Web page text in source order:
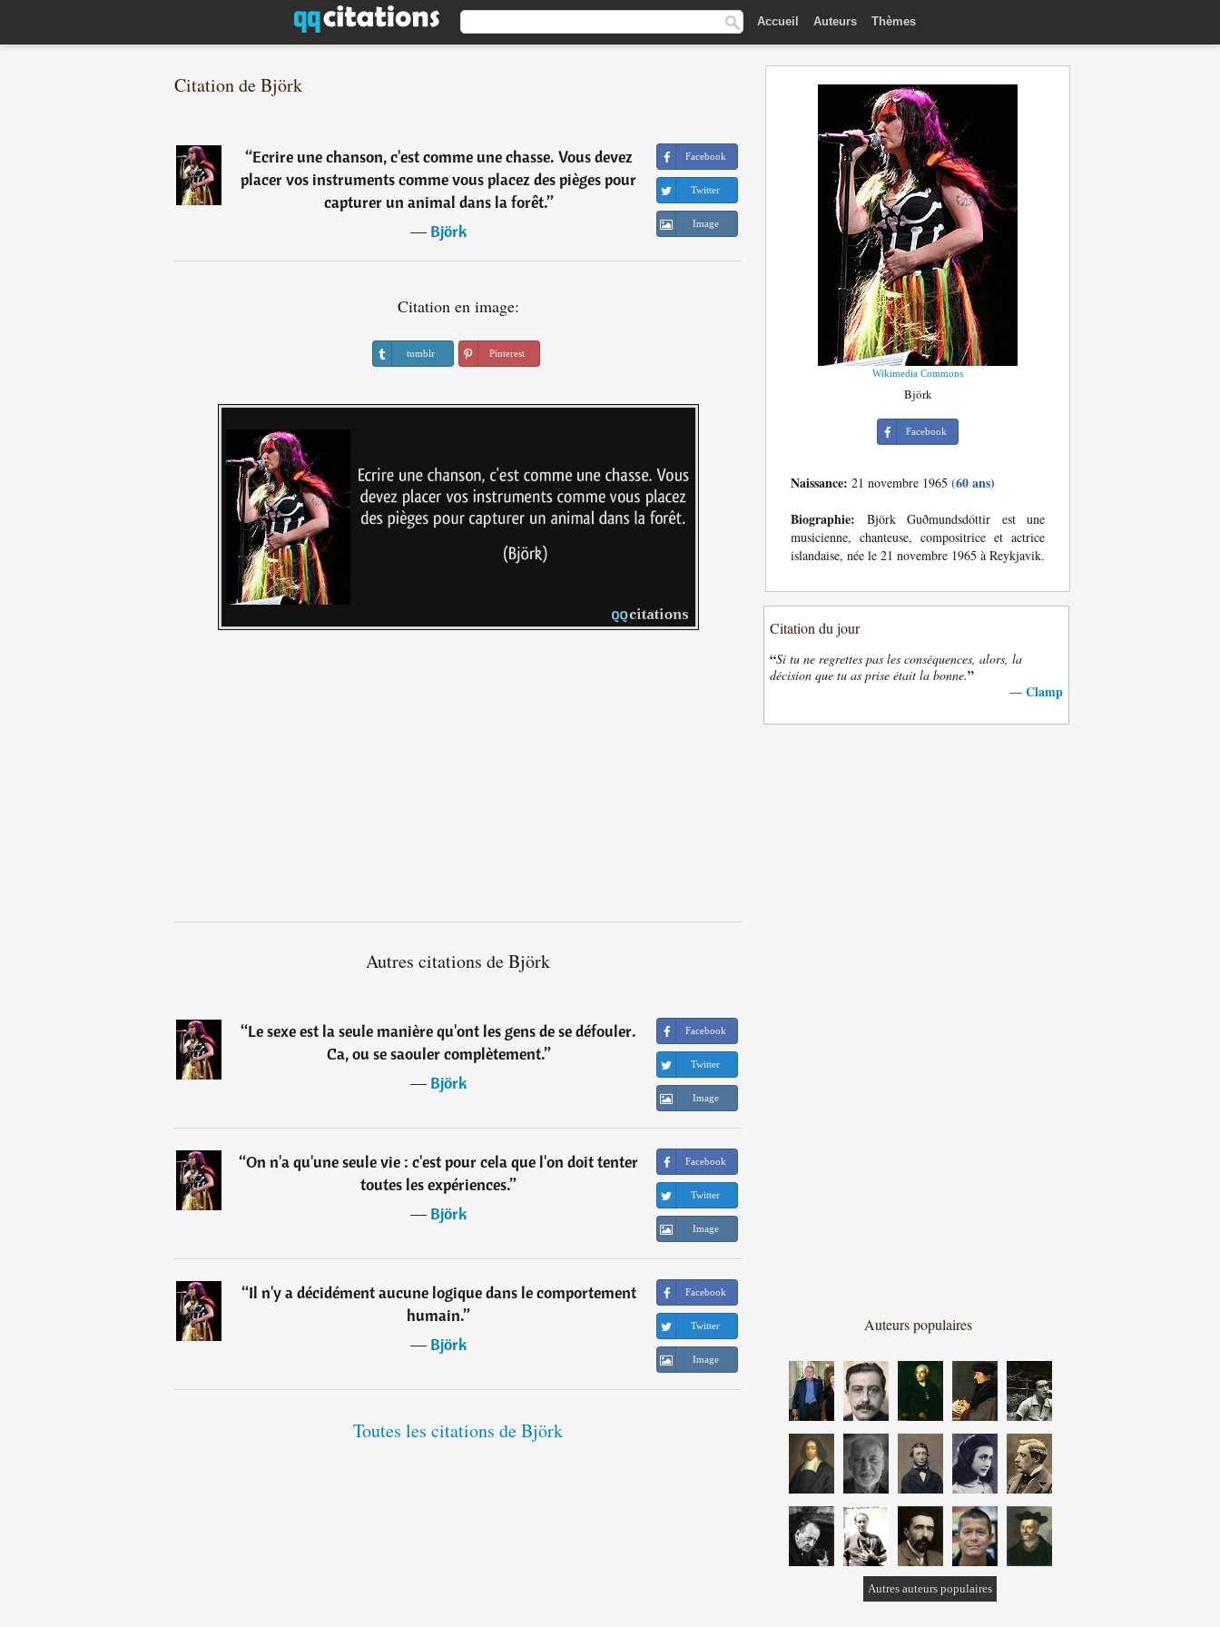
Accueil Auteurs Thèmes
Citation de Björk
“Ecrire une chanson, c'est comme une chasse. Vous devez
placer vos instruments comme vous placez des pièges pour
capturer un animal dans la forêt.”
―Björk
Facebook
Twitter
Image
Citation en image:
tumblr Pinterest
Autres citations de Björk
“Le sexe est la seule manière qu'ont les gens de se défouler.
Ca, ou se saouler complètement.”
―Björk
Facebook
Twitter
Image
“On n'a qu'une seule vie : c'est pour cela que l'on doit tenter
toutes les expériences.”
―Björk
Facebook
Twitter
Image
“Il n'y a décidément aucune logique dans le comportement
humain.”
―Björk
Facebook
Twitter
Image
Toutes les citations de Björk
Wikimedia Commons
Björk
Facebook
Naissance: 21 novembre 1965 (60 ans)
Biographie: Björk Guðmundsdóttir est une
musicienne, chanteuse, compositrice et actrice
islandaise, née le 21 novembre 1965 à Reykjavik.
Citation du jour
“Si tu ne regrettes pas les conséquences, alors, la
décision que tu as prise était la bonne.”
— Clamp
Auteurs populaires
Autres auteurs populaires